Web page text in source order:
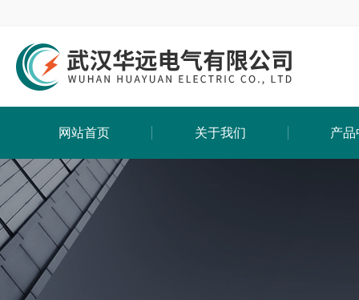
网站首页 关于我们 产品